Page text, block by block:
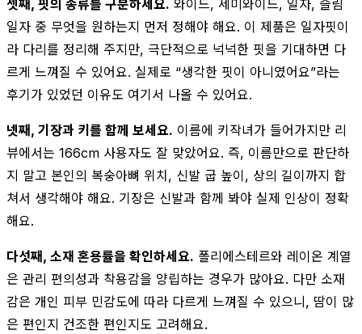
셋째, 핏의 종류를 구분하세요. 와이드, 세미와이드, 일자, 슬림
일자 중 무엇을 원하는지 먼저 정해야 해요. 이 제품은 일자핏이
라 다리를 정리해 주지만, 극단적으로 넉넉한 핏을 기대하면 다
르게 느껴질 수 있어요. 실제로 “생각한 핏이 아니였어요”라는
후기가 있었던 이유도 여기서 나올 수 있어요.
넷째, 기장과 키를 함께 보세요. 이름에 키작녀가 들어가지만 리
뷰에서는 166cm 사용자도 잘 맞았어요. 즉, 이름만으로 판단하
지 말고 본인의 복숭아뼈 위치, 신발 굽 높이, 상의 길이까지 합
쳐서 생각해야 해요. 기장은 신발과 함께 봐야 실제 인상이 정확
해요.
다섯째, 소재 혼용률을 확인하세요. 폴리에스테르와 레이온 계열
은 관리 편의성과 착용감을 양립하는 경우가 많아요. 다만 소재
감은 개인 피부 민감도에 따라 다르게 느껴질 수 있으니, 땀이 많
은 편인지 건조한 편인지도 고려해요.